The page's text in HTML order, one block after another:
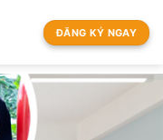
ĐĂNG KÝ NGAY